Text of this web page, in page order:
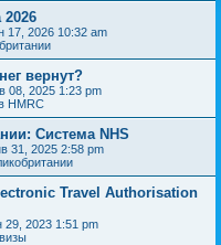
17, 2026 10:32 am
вернут?
08, 2025 1:23 pm
HMRC
Cистема NHS
31, 2025 2:58 pm
Travel Authorisation
29, 2023 1:51 pm